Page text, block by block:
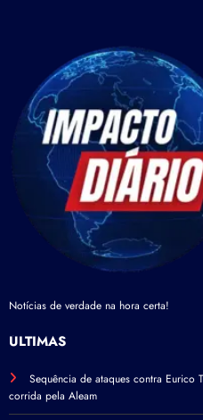
Notícias de verdade na hora certa!
ÚLTIMAS
Sequência de ataques contra Eurico
corrida pela Aleam